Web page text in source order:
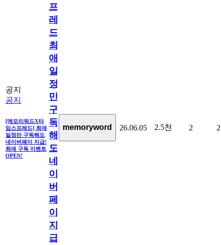
공지
공지
[메모리워드X타
임스프레드] 최애
일정만 구독해도
네이버페이 지급!
최애 구독 이벤트
OPEN!
프
레
드]
최
애
일
정
만
구
독
해
도
네
이
버
페
이
지
급!
memoryword 26.06.05 2.5천 2 2